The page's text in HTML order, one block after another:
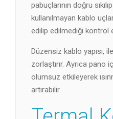
pabuçlarının doğru
kullanılmayan kablo
edilip edilmediği kontrol
Düzensiz kablo yapısı,
zorlaştırır. Ayrıca pano
olumsuz etkileyerek
artırabilir.